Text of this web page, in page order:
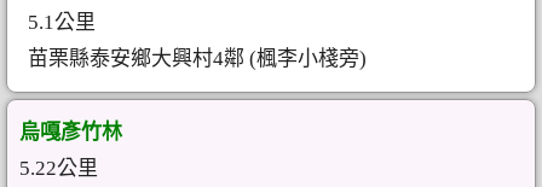
5.1公里
苗栗縣泰安鄉大興村4鄰 (楓李小棧旁)
烏嘎彥竹林
5.22公里